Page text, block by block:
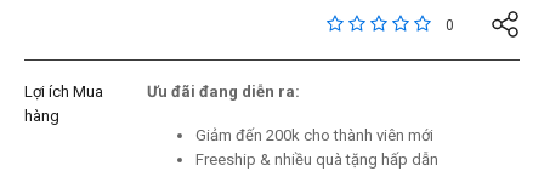
3,1 trên đánh giá của
0
Lợi ích Mua
hàng
Ưu đãi đang diễn ra:
Giảm đến 200k cho thành viên mới
Freeship & nhiều quà tặng hấp dẫn